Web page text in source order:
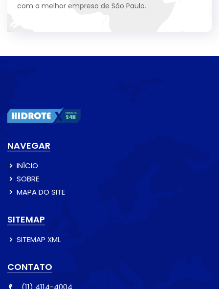
com a melhor empresa de São Paulo.
NAVEGAR
INÍCIO
SOBRE
MAPA DO SITE
SITEMAP
SITEMAP XML
CONTATO
(11) 4114-4004